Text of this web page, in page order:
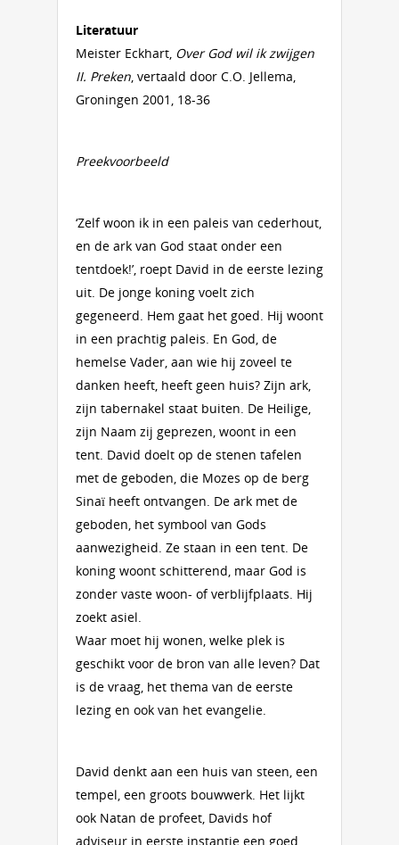
Literatuur
Meister Eckhart, Over God wil ik zwijgen
II. Preken, vertaald door C.O. Jellema,
Groningen 2001, 18-36
Preekvoorbeeld
‘Zelf woon ik in een paleis van cederhout,
en de ark van God staat onder een
tentdoek!’, roept David in de eerste lezing
uit. De jonge koning voelt zich
gegeneerd. Hem gaat het goed. Hij woont
in een prachtig paleis. En God, de
hemelse Vader, aan wie hij zoveel te
danken heeft, heeft geen huis? Zijn ark,
zijn tabernakel staat buiten. De Heilige,
zijn Naam zij geprezen, woont in een
tent. David doelt op de stenen tafelen
met de geboden, die Mozes op de berg
Sinaï heeft ontvangen. De ark met de
geboden, het symbool van Gods
aanwezigheid. Ze staan in een tent. De
koning woont schitterend, maar God is
zonder vaste woon- of verblijf­plaats. Hij
zoekt asiel.
Waar moet hij wonen, welke plek is
geschikt voor de bron van alle leven? Dat
is de vraag, het thema van de eerste
lezing en ook van het evangelie.
David denkt aan een huis van steen, een
tempel, een groots bouwwerk. Het lijkt
ook Natan de profeet, Davids hof
adviseur in eerste instantie een goed